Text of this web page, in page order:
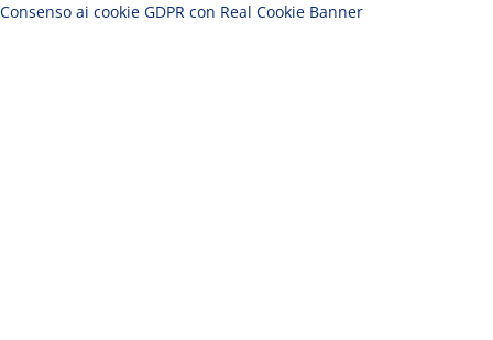
Consenso ai cookie GDPR con Real Cookie Banner